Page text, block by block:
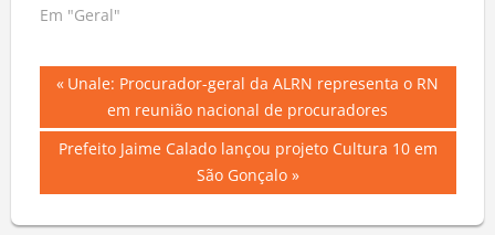
Em "Geral"
Navegação
de
Previous
Unale: Procurador-geral da ALRN representa o RN
em reunião nacional de procuradores
Next
Prefeito Jaime Calado lançou projeto Cultura 10 em
São Gonçalo